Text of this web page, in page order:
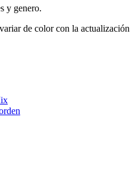
y genero.
de color con la actualización